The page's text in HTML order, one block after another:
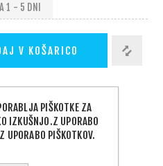
1 - 5 DNI
V KOŠARICO
ZA DOSTAVO
PIŠKOTKE ZA
IZKUŠNJO.Z UPORABO
UPORABO PIŠKOTKOV.